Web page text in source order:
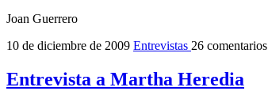
Joan Guerrero
10 de diciembre de 2009 Entrevistas 26 comentarios
Entrevista a Martha Heredia